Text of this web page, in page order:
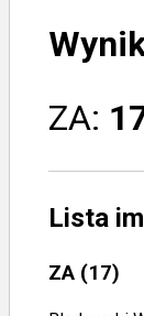
ZA:
Lista
ZA (17)